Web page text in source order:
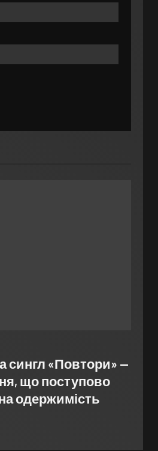
сингл «Повтори» —
що поступово
одержимість